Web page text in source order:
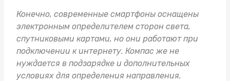
Конечно, современные смартфоны оснащены
электронным определителем сторон света,
спутниковыми картами, но они работают при
подключении к интернету. Компас же не
нуждается в подзарядке и дополнительных
условиях для определения направления.